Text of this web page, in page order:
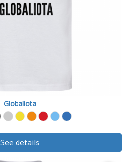
Globaliota
See details